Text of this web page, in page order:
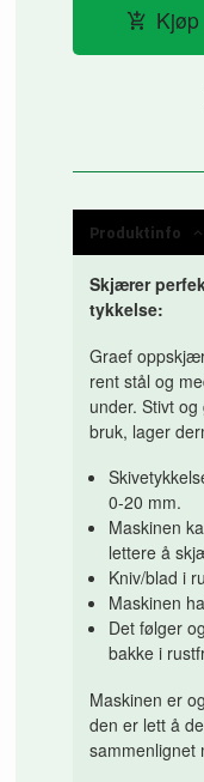
Kjøp
Produktinfo
Skjærer
tykkelse:
Graef
rent stål og
under. Stivt
bruk, lager
0-20 mm.
Maskinen
lettere å
Kniv/blad i
Maskinen
Det følger
bakke i
Maskinen er
den er lett å
sammenlignet